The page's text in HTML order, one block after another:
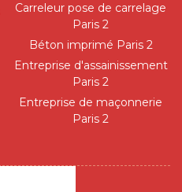
Carreleur pose de carrelage
Paris 2
Béton imprimé Paris 2
Entreprise d'assainissement
Paris 2
Entreprise de maçonnerie
Paris 2